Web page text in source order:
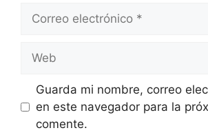
Correo
Web
Guarda mi nombre, correo
en este navegador para la
comente.